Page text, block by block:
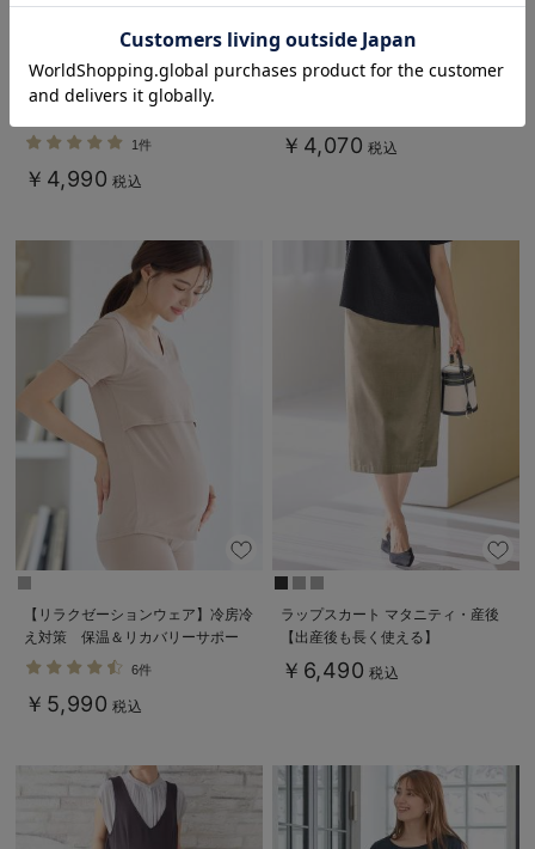
綿混カットソーIラインマキシスカ
ート マタニティ・産後【出産後も
長く着られる】
1件
￥4,990 税込
￥4,070 税込
【リラクゼーションウェア】冷房冷
え対策 保温＆リカバリーサポー
ト momRest 半袖Tシャツ
efe×ANGELIEBEコラボ 光電子
日本製
6件
￥5,990 税込
ラップスカート マタニティ・産後
【出産後も長く使える】
￥6,490 税込
お気に入り商品を確認する